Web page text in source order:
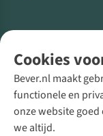
Cookies
Bever.nl maakt
functionele en
onze website
we altijd.
Direct advies